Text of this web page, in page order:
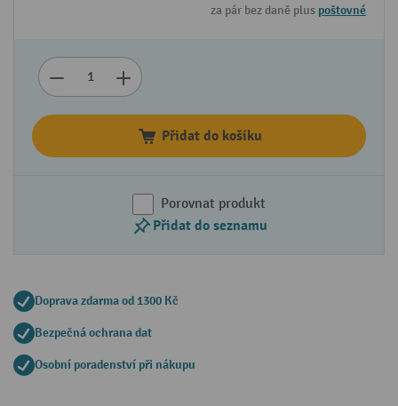
za pár bez daně plus poštovné
Přidat do košíku
Porovnat produkt
Přidat do seznamu
Doprava zdarma od 1300 Kč
Bezpečná ochrana dat
Osobní poradenství při nákupu